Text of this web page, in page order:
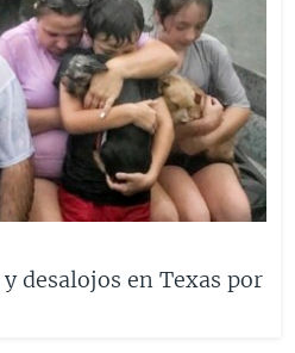
desalojos en Texas por